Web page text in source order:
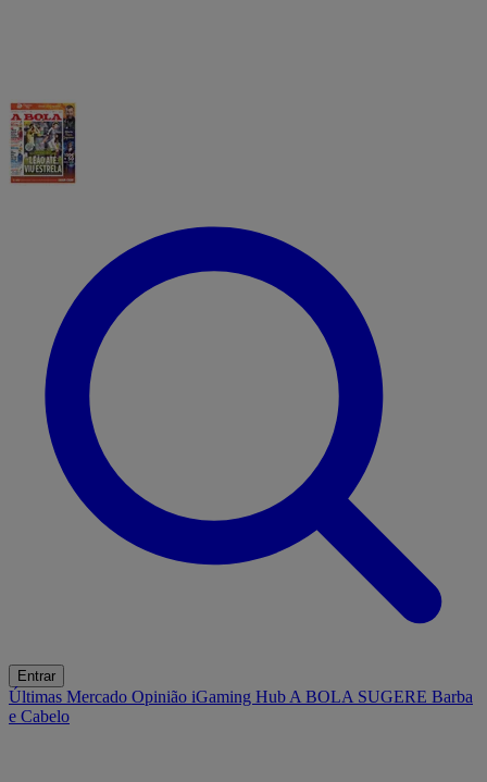
Entrar
Últimas Mercado Opinião iGaming Hub A BOLA SUGERE Barba
e Cabelo